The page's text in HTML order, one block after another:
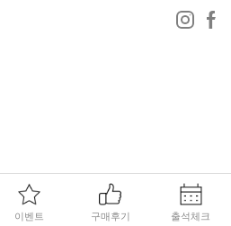
이벤트 구매후기 출석체크